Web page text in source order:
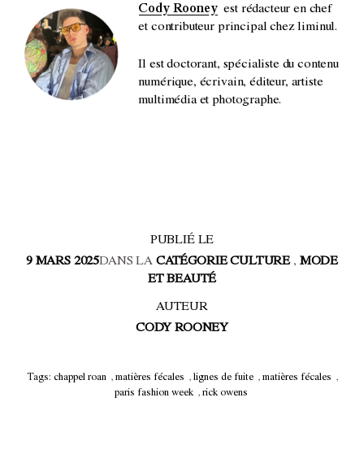
PUBLIÉ LE
9 MARS 2025DANS LA CATÉGORIE CULTURE, MODE
ET BEAUTÉ
AUTEUR
CODY ROONEY
Tags: chappel roan , matières fécales , lignes de fuite , matières fécales ,
paris fashion week , rick owens
Cody Rooneyest rédacteur en chef
et contributeur principal chez liminul.
Il est doctorant, spécialiste du contenu
numérique, écrivain, éditeur, artiste
multimédia et photographe.